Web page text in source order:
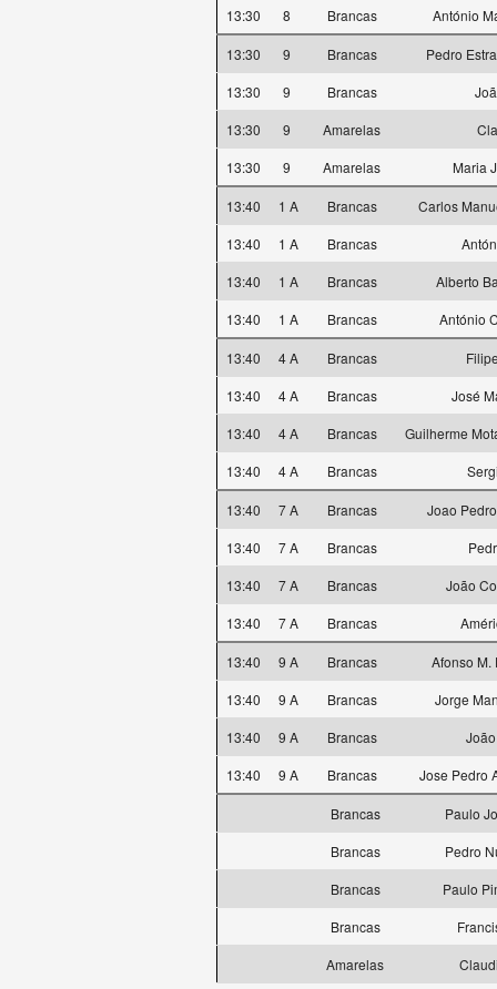
13:30
8 Brancas António
13:30 9 Brancas
Pedro
13:30
9 Brancas
13:30
9 Amarelas
13:30
9 Amarelas Maria
13:40 1 A Brancas
Carlos
13:40
1 A Brancas
13:40
1 A Brancas
Alberto
13:40
1 A Brancas António
13:40 4 A Brancas
13:40
4 A Brancas
José
13:40
4 A Brancas
Guilherme
13:40
4 A Brancas
13:40 7 A Brancas
Joao
13:40
7 A Brancas
13:40
7 A Brancas
João
13:40
7 A Brancas
13:40 9 A Brancas
Afonso M.
13:40
9 A Brancas
Jorge
13:40
9 A Brancas
13:40
9 A Brancas Jose Pedro
Brancas
Paulo
Brancas
Pedro
Brancas
Paulo
Brancas
Amarelas